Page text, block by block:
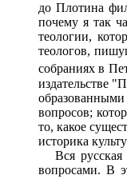
до Плотина
почему я так
теологии,
теологов,
собраниях в
издательстве
вопросов;
то, какое
историка
Вся русская
вопросами. В